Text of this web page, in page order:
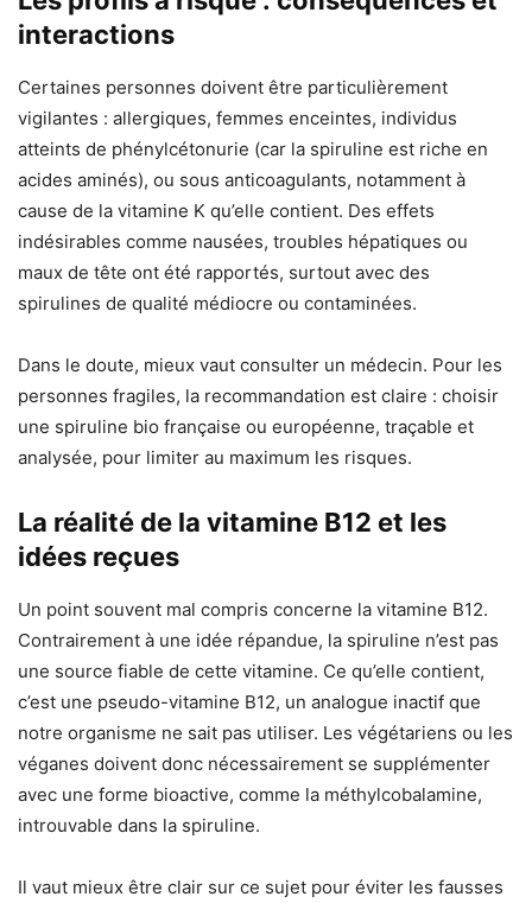
interactions
Certaines personnes doivent être particulièrement
vigilantes : allergiques, femmes enceintes, individus
atteints de phénylcétonurie (car la spiruline est riche en
acides aminés), ou sous anticoagulants, notamment à
cause de la vitamine K qu’elle contient. Des effets
indésirables comme nausées, troubles hépatiques ou
maux de tête ont été rapportés, surtout avec des
spirulines de qualité médiocre ou contaminées.
Dans le doute, mieux vaut consulter un médecin. Pour les
personnes fragiles, la recommandation est claire : choisir
une spiruline bio française ou européenne, traçable et
analysée, pour limiter au maximum les risques.
La réalité de la vitamine B12 et les
idées reçues
Un point souvent mal compris concerne la vitamine B12.
Contrairement à une idée répandue, la spiruline n’est pas
une source fiable de cette vitamine. Ce qu’elle contient,
c’est une pseudo-vitamine B12, un analogue inactif que
notre organisme ne sait pas utiliser. Les végétariens ou les
véganes doivent donc nécessairement se supplémenter
avec une forme bioactive, comme la méthylcobalamine,
introuvable dans la spiruline.
Il vaut mieux être clair sur ce sujet pour éviter les fausses